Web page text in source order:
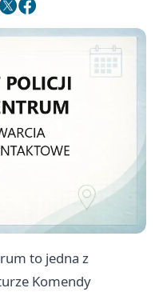
to jedna z
Komendy